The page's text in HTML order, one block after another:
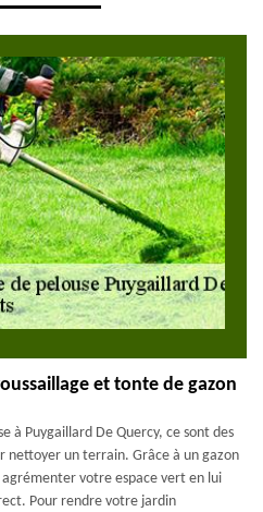
et tonte de gazon
à Puygaillard De Quercy, ce sont des
nettoyer un terrain. Grâce à un gazon
votre espace vert en lui
Pour rendre votre jardin